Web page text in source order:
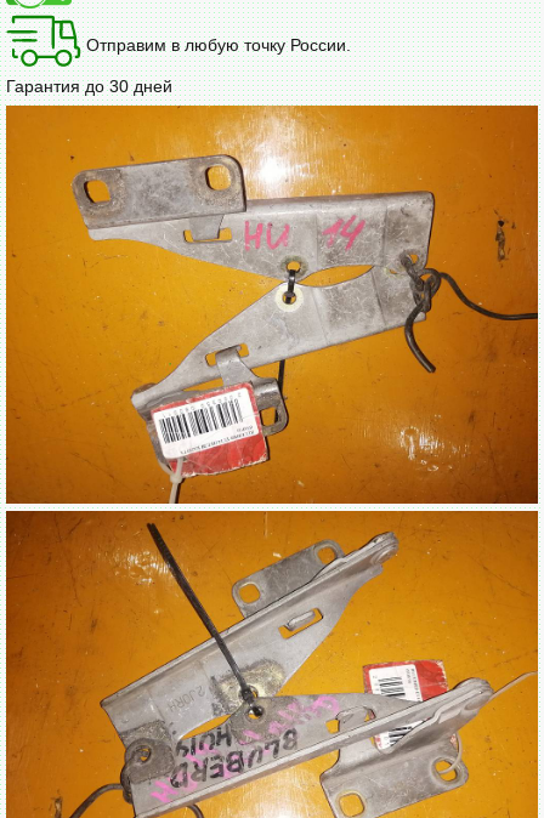
Отправим в любую точку России.
Гарантия до 30 дней